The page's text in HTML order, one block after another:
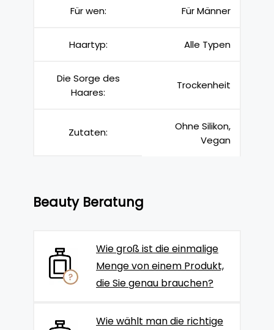
Für wen: Für Männer
Haartyp: Alle Typen
Die Sorge des
Haares:
Trockenheit
Zutaten:
Ohne Silikon,
Vegan
Beauty Beratung
Wie groß ist die einmalige
Menge von einem Produkt,
die Sie genau brauchen?
Wie wählt man die richtige